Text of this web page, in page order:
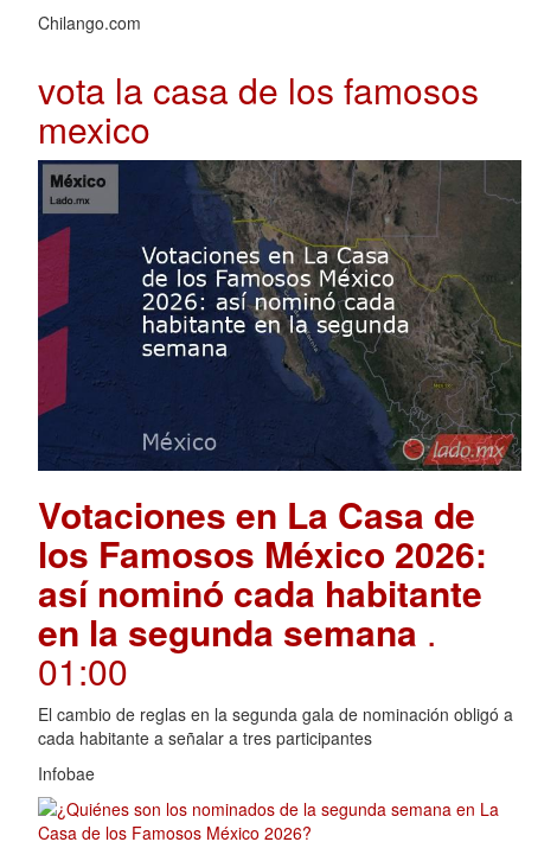
Chilango.com
vota la casa de los famosos
mexico
Votaciones en La Casa de
los Famosos México 2026:
así nominó cada habitante
en la segunda semana .
01:00
El cambio de reglas en la segunda gala de nominación obligó a
cada habitante a señalar a tres participantes
Infobae